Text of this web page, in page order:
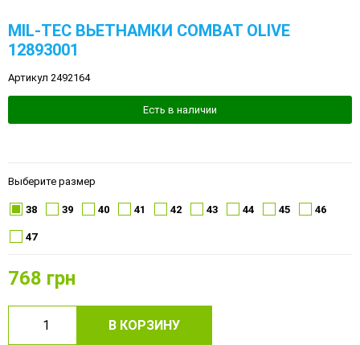
MIL-TEC ВЬЕТНАМКИ COMBAT OLIVE
12893001
Артикул 2492164
Есть в наличии
Выберите размер
38 39 40 41 42 43 44 45 46
47
768 грн
В КОРЗИНУ